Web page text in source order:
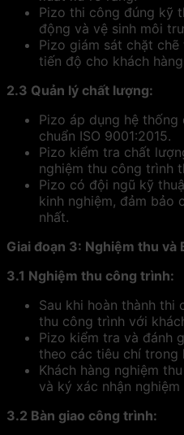
Pizo thi công đúng kỹ
động và vệ sinh môi
Pizo giám sát chặt
tiến độ cho khách
2.3 Quản lý chất lượng:
Pizo áp dụng hệ
chuẩn ISO 9001:2015.
Pizo kiểm tra chất
nghiệm thu công trình
Pizo có đội ngũ kỹ
kinh nghiệm, đảm bảo
nhất.
Giai đoạn 3: Nghiệm thu và
3.1 Nghiệm thu công trình:
Sau khi hoàn thành thi
thu công trình với
Pizo kiểm tra và đánh
theo các tiêu chí trong
Khách hàng nghiệm
và ký xác nhận nghiệm
3.2 Bàn giao công trình: